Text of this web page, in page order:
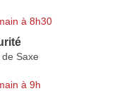
à 8h30
Saxe
à 9h